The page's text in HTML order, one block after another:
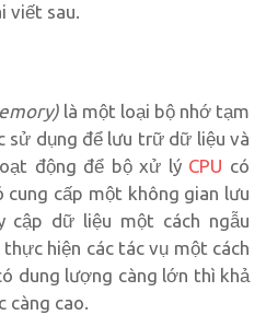
viết sau.
là một loại bộ nhớ tạm
dụng để lưu trữ dữ liệu và
động để bộ xử lý CPU có
cấp một không gian lưu
cập dữ liệu một cách ngẫu
hiện các tác vụ một cách
dung lượng càng lớn thì khả
càng cao.